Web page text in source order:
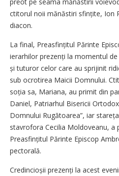
ctitorul noii mănăstiri sfințite, Ion
diacon.
La final, Preasfințitul Părinte
ierarhilor prezenți la momentul
și tuturor celor care au sprijinit
sub ocrotirea Maicii Domnului.
soția sa, Mariana, au primit din
Daniel, Patriarhul Bisericii
Domnului Rugătoarea”, iar
stavrofora Cecilia Moldoveanu, a
Preasfințitul Părinte Episcop
pectorală.
Credincioșii prezenți la acest